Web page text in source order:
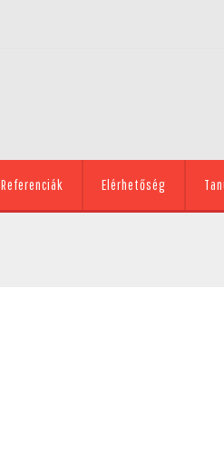
Referenciák Elérhetőség